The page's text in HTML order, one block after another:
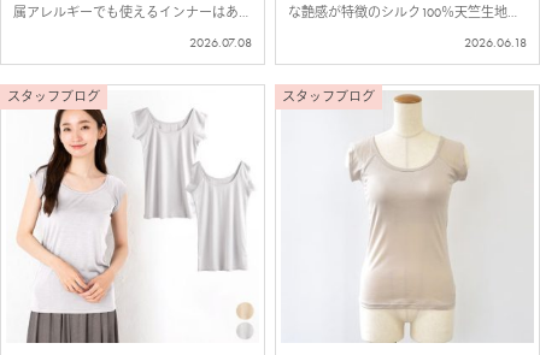
属アレルギーでも使えるインナーはあり
紹介。 お客様からのご要望で復活！コ
ット…
2026.07.08
な艶感が特徴のシルク100％天竺生地で
薄手で伸縮性があり、上品な艶感と、…
2026.06.18
スタッフブログ スタッフブログ